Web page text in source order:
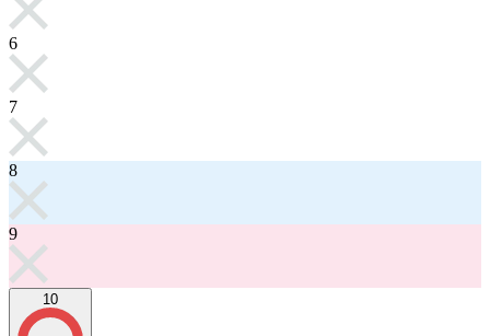
6
7
8
9
10